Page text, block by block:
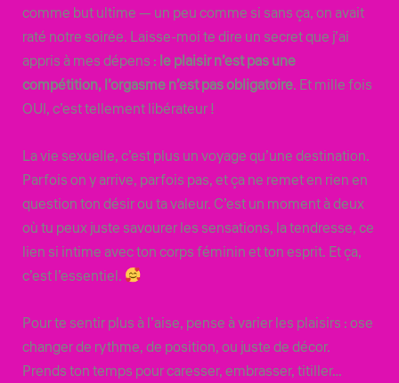
comme but ultime — un peu comme si sans ça, on avait
raté notre soirée. Laisse-moi te dire un secret que j’ai
appris à mes dépens : le plaisir n’est pas une
compétition, l’orgasme n’est pas obligatoire. Et mille fois
OUI, c’est tellement libérateur !
La vie sexuelle, c’est plus un voyage qu’une destination.
Parfois on y arrive, parfois pas, et ça ne remet en rien en
question ton désir ou ta valeur. C’est un moment à deux
où tu peux juste savourer les sensations, la tendresse, ce
lien si intime avec ton corps féminin et ton esprit. Et ça,
c’est l’essentiel.
Pour te sentir plus à l’aise, pense à varier les plaisirs : ose
changer de rythme, de position, ou juste de décor.
Prends ton temps pour caresser, embrasser, titiller…